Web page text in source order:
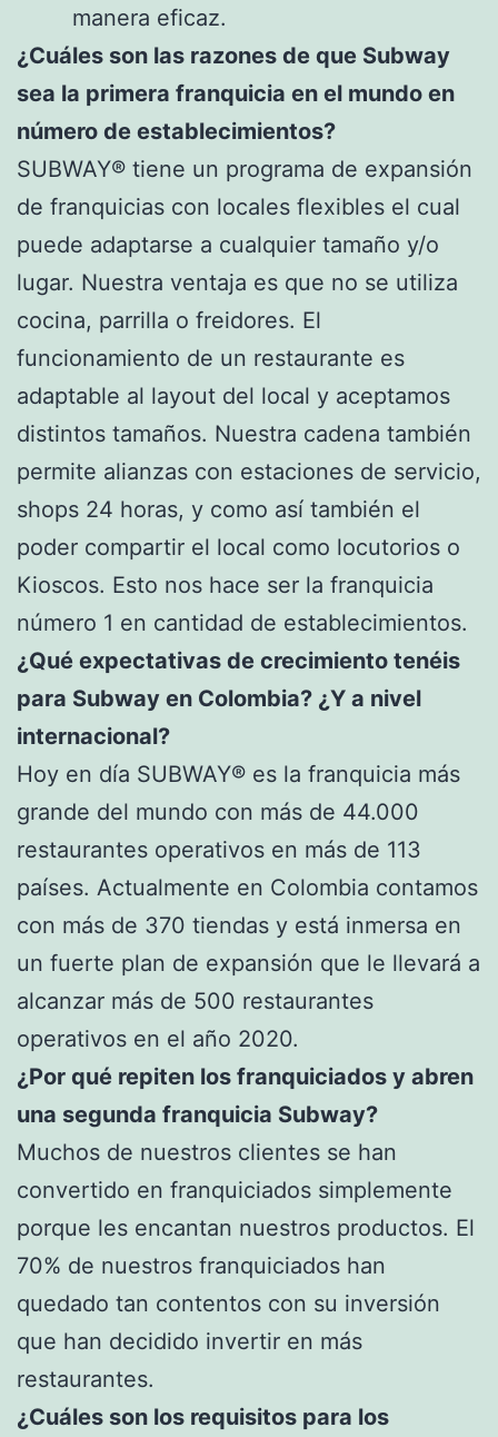
manera eficaz.
¿Cuáles son las razones de que Subway
sea la primera franquicia en el mundo en
número de establecimientos?
SUBWAY® tiene un programa de expansión
de franquicias con locales flexibles el cual
puede adaptarse a cualquier tamaño y/o
lugar. Nuestra ventaja es que no se utiliza
cocina, parrilla o freidores. El
funcionamiento de un restaurante es
adaptable al layout del local y aceptamos
distintos tamaños. Nuestra cadena también
permite alianzas con estaciones de servicio,
shops 24 horas, y como así también el
poder compartir el local como locutorios o
Kioscos. Esto nos hace ser la franquicia
número 1 en cantidad de establecimientos.
¿Qué expectativas de crecimiento tenéis
para Subway en Colombia? ¿Y a nivel
internacional?
Hoy en día SUBWAY® es la franquicia más
grande del mundo con más de 44.000
restaurantes operativos en más de 113
países. Actualmente en Colombia contamos
con más de 370 tiendas y está inmersa en
un fuerte plan de expansión que le llevará a
alcanzar más de 500 restaurantes
operativos en el año 2020.
¿Por qué repiten los franquiciados y abren
una segunda franquicia Subway?
Muchos de nuestros clientes se han
convertido en franquiciados simplemente
porque les encantan nuestros productos. El
70% de nuestros franquiciados han
quedado tan contentos con su inversión
que han decidido invertir en más
restaurantes.
¿Cuáles son los requisitos para los